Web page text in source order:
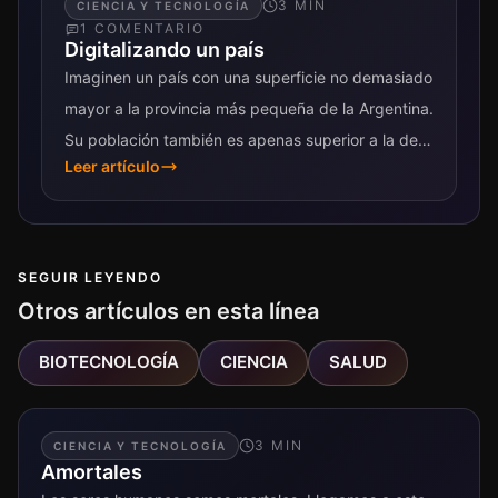
CIENCIA Y TECNOLOGÍA 3 MIN
1 COMENTARIO
Digitalizando un país
Imaginen un país con una superficie no demasiado
mayor a la provincia más pequeña de la Argentina.
Su población también es apenas superior a la de
Tucumán. Y...
Leer artículo
SEGUIR LEYENDO
Otros artículos en esta línea
BIOTECNOLOGÍA CIENCIA SALUD
CIENCIA Y TECNOLOGÍA 3 MIN
Amortales